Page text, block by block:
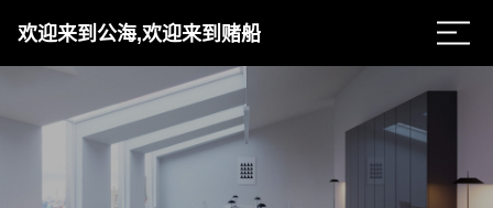
欢迎来到公海,欢迎来到赌船